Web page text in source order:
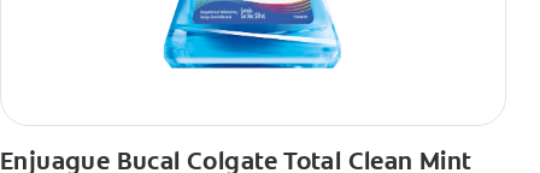
Enjuague Bucal Colgate Total Clean Mint